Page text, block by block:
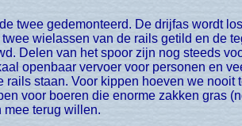
wielassen van de rails getild en de
Delen van het spoor zijn nog steeds
openbaar vervoer voor personen en
staan. Voor kippen hoeven we nooit
voor boeren die enorme zakken gras
mee terug willen.